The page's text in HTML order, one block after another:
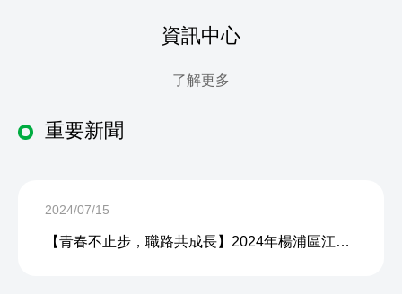
資訊中心
了解更多
重要新聞
2024/07/15
【青春不止步，職路共成長】2024年楊浦區江浦路街道&平涼路街道青年求職能力實訓營圓滿結營